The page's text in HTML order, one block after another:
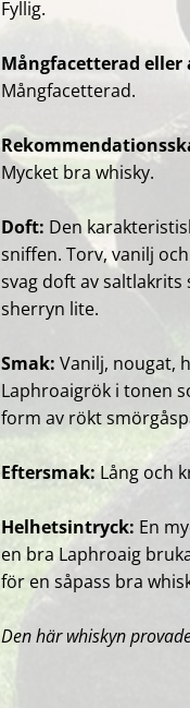
Fyllig.
Mångfacetterad eller
Mångfacetterad.
Mycket bra whisky.
Doft: Den
sniffen. Torv, vanilj
svag doft av
sherryn lite.
Smak: Vanilj, nougat,
Laphroaigrök i tonen
form av rökt
Eftersmak: Lång och
Helhetsintryck: En
en bra Laphroaig
för en såpass bra
Den här whiskyn